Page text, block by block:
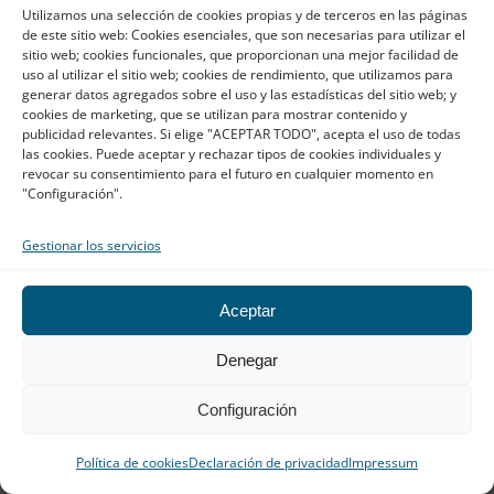
Utilizamos una selección de cookies propias y de terceros en las páginas
de este sitio web: Cookies esenciales, que son necesarias para utilizar el
sitio web; cookies funcionales, que proporcionan una mejor facilidad de
uso al utilizar el sitio web; cookies de rendimiento, que utilizamos para
generar datos agregados sobre el uso y las estadísticas del sitio web; y
cookies de marketing, que se utilizan para mostrar contenido y
publicidad relevantes. Si elige "ACEPTAR TODO", acepta el uso de todas
las cookies. Puede aceptar y rechazar tipos de cookies individuales y
revocar su consentimiento para el futuro en cualquier momento en
"Configuración".
Gestionar los servicios
Aceptar
Denegar
Configuración
Política de cookiesDeclaración de privacidadImpressum
Madrid
Calle Hermosilla, 64, 2º D, 28001
Madrid (España)
915 158 200